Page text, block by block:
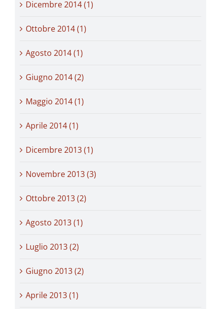
Dicembre 2014 (1)
Ottobre 2014 (1)
Agosto 2014 (1)
Giugno 2014 (2)
Maggio 2014 (1)
Aprile 2014 (1)
Dicembre 2013 (1)
Novembre 2013 (3)
Ottobre 2013 (2)
Agosto 2013 (1)
Luglio 2013 (2)
Giugno 2013 (2)
Aprile 2013 (1)